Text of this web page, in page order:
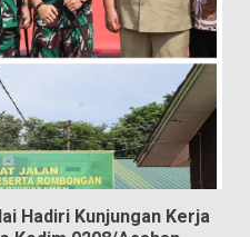
Hadiri Kunjungan Kerja